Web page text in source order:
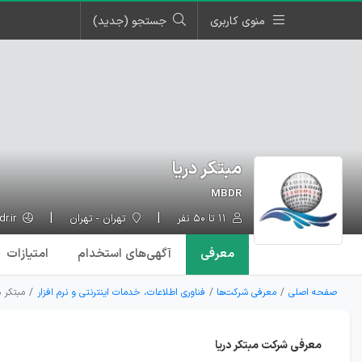
منوی کاربری جستجو (جدید)
مبتکر دریا
MBDR
تهران - تهران mbdr.ir
معرفی آگهی‌های استخدام امتیازات
صفحه اصلی معرفی شرکت‌ها فناوری اطلاعات، خدمات اینترنتی و نرم افزار مبتکر
معرفی شرکت مبتکر دریا